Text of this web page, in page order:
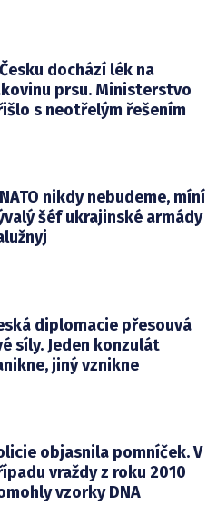
dochází lék na
prsu. Ministerstvo
s neotřelým řešením
nikdy nebudeme, míní
šéf ukrajinské armády
diplomacie přesouvá
síly. Jeden konzulát
jiný vznikne
objasnila pomníček. V
vraždy z roku 2010
vzorky DNA